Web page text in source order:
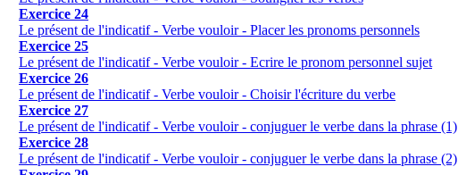
Exercice 24
Le présent de l'indicatif - Verbe vouloir - Placer les pronoms personnels
Exercice 25
Le présent de l'indicatif - Verbe vouloir - Ecrire le pronom personnel sujet
Exercice 26
Le présent de l'indicatif - Verbe vouloir - Choisir l'écriture du verbe
Exercice 27
Le présent de l'indicatif - Verbe vouloir - conjuguer le verbe dans la phrase (1)
Exercice 28
Le présent de l'indicatif - Verbe vouloir - conjuguer le verbe dans la phrase (2)